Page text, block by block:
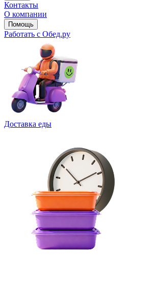
Контакты
О компании
Помощь
Работать с Обед.ру
Доставка еды